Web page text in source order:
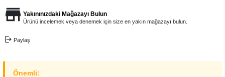
Yakınınızdaki Mağazayı Bulun
Ürünü incelemek veya denemek için size en yakın mağazayı bulun.
Paylaş
Önemli: